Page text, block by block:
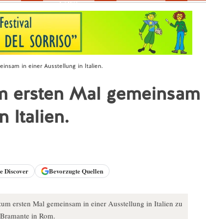
Fokus
in einer Ausstellung in Italien.
ersten Mal gemeinsam
Italien.
Discover Bevorzugte Quellen
ersten Mal gemeinsam in einer Ausstellung in Italien zu
in Rom.